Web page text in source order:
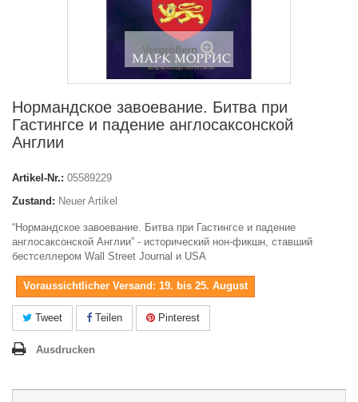
Vergrößern
Нормандское завоевание. Битва при
Гастингсе и падение англосаксонской
Англии
Artikel-Nr.: 05589229
Zustand: Neuer Artikel
“Нормандское завоевание. Битва при Гастингсе и падение
англосаксонской Англии” - исторический нон-фикшн, ставший
бестселлером Wall Street Journal и USA
Voraussichtlicher Versand: 19. bis 25. August
Tweet Teilen Pinterest
Ausdrucken